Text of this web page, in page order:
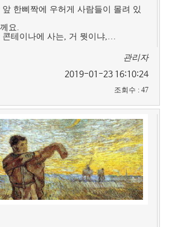
한삐짝에 우허게 사람들이 몰려 있
요.
테이나에 사는, 거 뭣이냐,…
관리자
2019-01-23 16:10:24
조회수 : 47